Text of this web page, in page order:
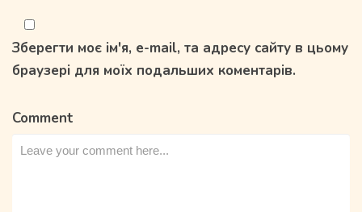
Зберегти моє ім'я, e-mail, та адресу сайту в цьому
браузері для моїх подальших коментарів.
Comment